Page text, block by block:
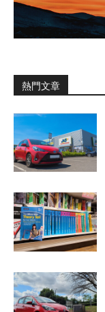
熱門文章